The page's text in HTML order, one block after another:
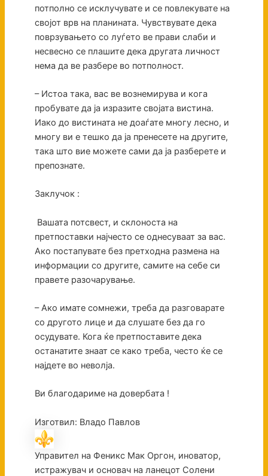
потполно се исклучувате и се повлекувате на
својот врв на планината. Чувствувате дека
поврзувањето со луѓето ве прави слаби и
несвесно се плашите дека другата личност
нема да ве разбере во потполност.
– Истоа така, вас ве вознемирува и кога
пробувате да ја изразите својата вистина.
Иако до вистината не доаѓате многу лесно, и
многу ви е тешко да ја пренесете на другите,
така што вие можете сами да ја разберете и
препознате.
Заклучок :
Вашата потсвест, и склоноста на
претпоставки најчесто се однесуваат за вас.
Ако постапувате без претходна размена на
информации со другите, самите на себе си
правете разочарување.
– Ако имате сомнежи, треба да разговарате
со другото лице и да слушате без да го
осудувате. Кога ќе претпоставите дека
останатите знаат се како треба, често ќе се
најдете во неволја.
Ви благодариме на довербата !
Изготвил: Владо Павлов
Управител на Феникс Мак Оргон, иноватор,
истражувач и основач на ланецот Солени